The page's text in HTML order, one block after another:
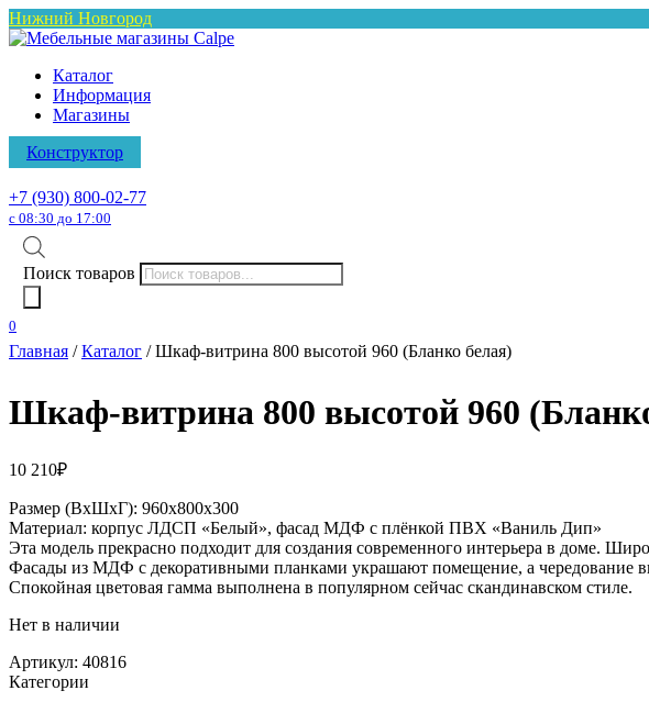
Нижний Новгород
Каталог
Информация
Магазины
Конструктор
+7 (930) 800-02-77
с 08:30 до 17:00
Поиск товаров
0
Главная /Каталог / Шкаф-витрина 800 высотой 960 (Бланко белая)
Шкаф-витрина 800 высотой 960
10 210₽
Размер (ВхШхГ): 960х800х300
Материал: корпус ЛДСП «Белый», фасад МДФ с плёнкой ПВХ «Ваниль Дип»
Эта модель прекрасно подходит для создания современного интерьера в доме.
Фасады из МДФ с декоративными планками украшают помещение, а чередование
Спокойная цветовая гамма выполнена в популярном сейчас скандинавском стиле.
Нет в наличии
Артикул: 40816
Категории